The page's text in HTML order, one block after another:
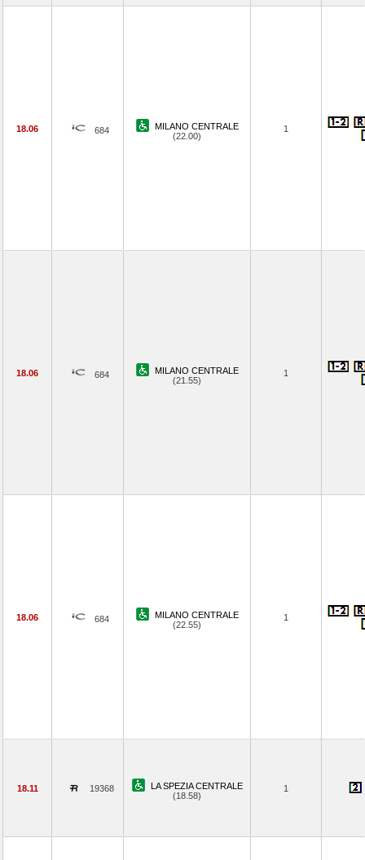
18.06 684
MILANO CENTRALE
(22.00)
1
18.06 684
MILANO CENTRALE
(21.55)
1
18.06 684
MILANO CENTRALE
(22.55)
1
18.11 19368
LA SPEZIA CENTRALE
(18.58)
1